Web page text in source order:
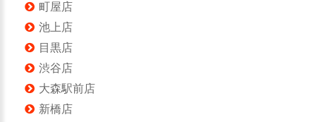
町屋店
池上店
目黒店
渋谷店
大森駅前店
新橋店